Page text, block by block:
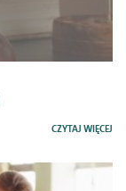
CZYTAJ WIĘCEJ